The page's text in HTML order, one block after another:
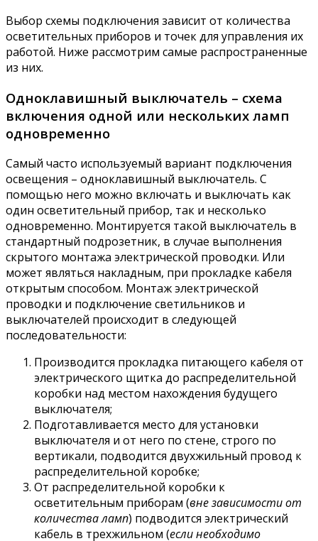
Выбор схемы подключения зависит от количества
осветительных приборов и точек для управления их
работой. Ниже рассмотрим самые распространенные
из них.
Одноклавишный выключатель – схема
включения одной или нескольких ламп
одновременно
Самый часто используемый вариант подключения
освещения – одноклавишный выключатель. С
помощью него можно включать и выключать как
один осветительный прибор, так и несколько
одновременно. Монтируется такой выключатель в
стандартный подрозетник, в случае выполнения
скрытого монтажа электрической проводки. Или
может являться накладным, при прокладке кабеля
открытым способом. Монтаж электрической
проводки и подключение светильников и
выключателей происходит в следующей
последовательности:
Производится прокладка питающего кабеля от
электрического щитка до распределительной
коробки над местом нахождения будущего
выключателя;
Подготавливается место для установки
выключателя и от него по стене, строго по
вертикали, подводится двухжильный провод к
распределительной коробке;
От распределительной коробки к
осветительным приборам (вне зависимости от
количества ламп) подводится электрический
кабель в трехжильном (если необходимо